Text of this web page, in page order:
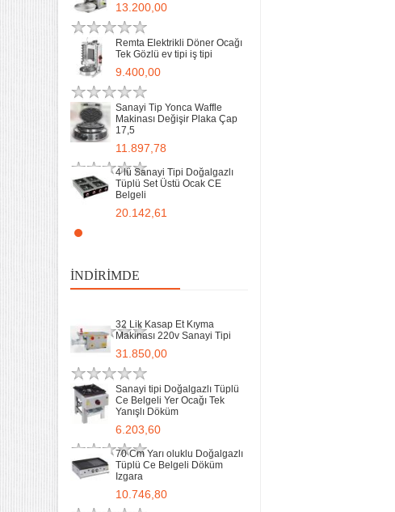
13.200,00
Remta Elektrikli Döner Ocağı
Tek Gözlü ev tipi iş tipi
9.400,00
Sanayi Tip Yonca Waffle
Makinası Değişir Plaka Çap
17,5
11.897,78
4 lü Sanayi Tipi Doğalgazlı
Tüplü Set Üstü Ocak CE
Belgeli
20.142,61
9.400,00
Sanayi Tip Yonca Waffle
Makinası Değişir Plaka Çap
17,5
11.897,78
İNDIRIMDE
32 Lik Kasap Et Kıyma
Makinası 220v Sanayi Tipi
31.850,00
Sanayi tipi Doğalgazlı Tüplü
Ce Belgeli Yer Ocağı Tek
Yanışlı Döküm
6.203,60
70 Cm Yarı oluklu Doğalgazlı
Tüplü Ce Belgeli Döküm
Izgara
Makinesi Yatık Kazan
Devirmeli Tekerlekli Ozay
32 Lik Kasap Et Kıyma
Makinası 220v Sanayi Tipi
31.850,00
Sanayi tipi Doğalgazlı Tüplü
Ce Belgeli Yer Ocağı Tek
Yanışlı Döküm
6.203,60
70 Cm Yarı oluklu Doğalgazlı
Tüplü Ce Belgeli Döküm
Izgara
10.746,80